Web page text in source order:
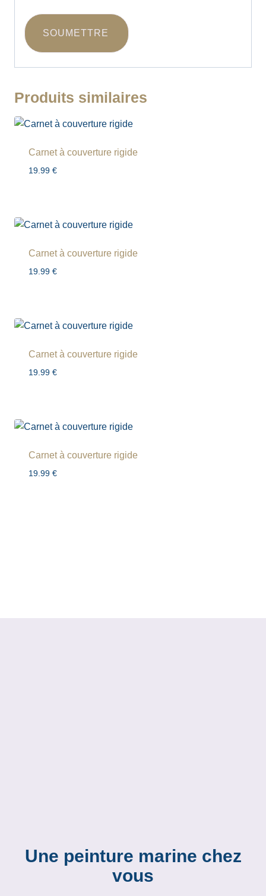
t
r
Produits similaires
Carnet à couverture rigide
19.99 €
Carnet à couverture rigide
19.99 €
Carnet à couverture rigide
19.99 €
Carnet à couverture rigide
19.99 €
Une peinture marine chez
vous